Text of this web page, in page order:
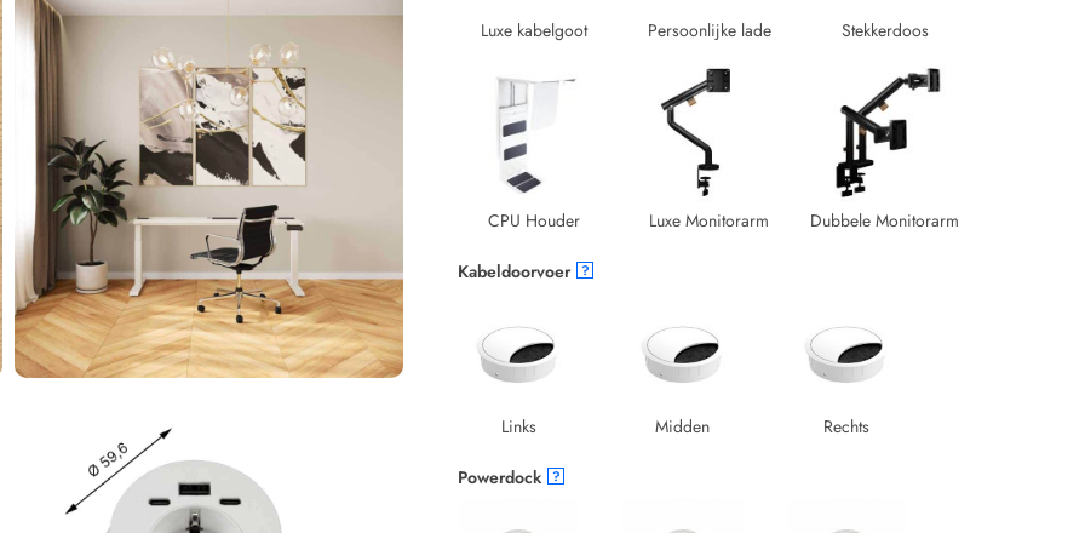
Luxe kabelgoot Persoonlijke lade Stekkerdoos
CPU Houder Luxe Monitorarm Dubbele Monitorarm
Kabeldoorvoer ?
Links Midden Rechts
Powerdock ?